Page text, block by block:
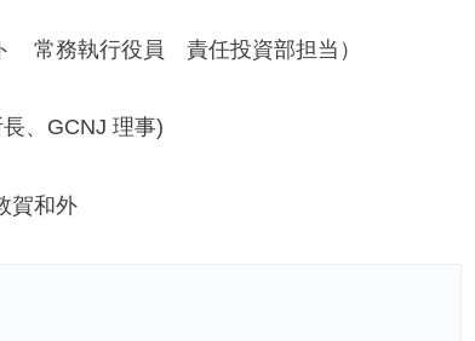
常務執行役員 責任投資部担当）
長、GCNJ 理事)
賀和外